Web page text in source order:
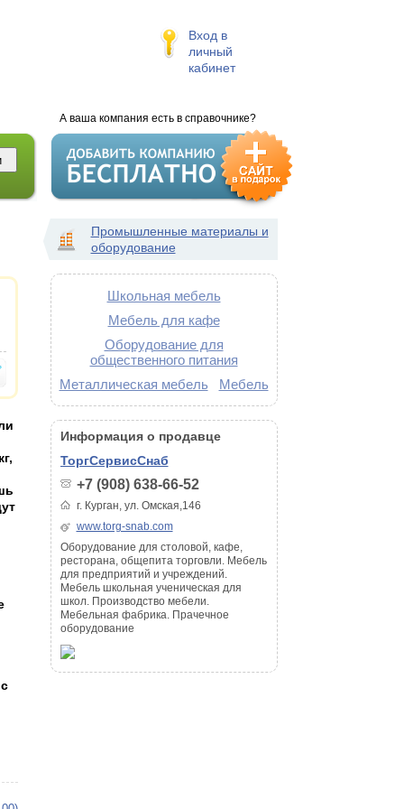
Вход в
личный
кабинет
А ваша компания есть в справочнике?
Промышленные материалы и
оборудование
Школьная мебель
Мебель для кафе
Оборудование для
общественного питания
Металлическая мебель
Мебель
Информация о продавце
ТоргСервисСнаб
+7 (908) 638-66-52
г. Курган, ул. Омская,146
www.torg-snab.com
Оборудование для столовой, кафе,
ресторана, общепита торговли. Мебель
для предприятий и учреждений.
Мебель школьная ученическая для
школ. Производство мебели.
Мебельная фабрика. Прачечное
оборудование